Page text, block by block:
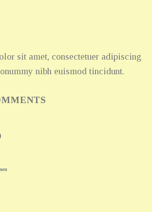
sit amet, consectetuer adipiscing
nibh euismod tincidunt.